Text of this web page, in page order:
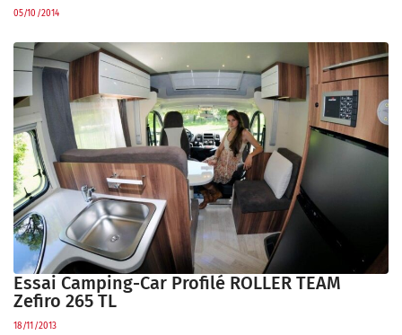
05/10/2014
Essai Camping-Car Profilé ROLLER TEAM
Zefiro 265 TL
18/11/2013